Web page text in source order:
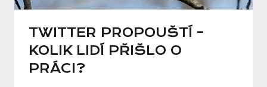
TWITTER PROPOUŠTÍ –
KOLIK LIDÍ PŘIŠLO O
PRÁCI?